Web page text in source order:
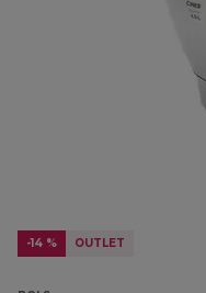
-14 % OUTLET